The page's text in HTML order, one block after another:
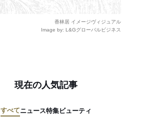
香林居 イメージヴィジュアル
Image by: L&Gグローバルビジネス
現在の人気記事
すべてニュース特集ビューティ